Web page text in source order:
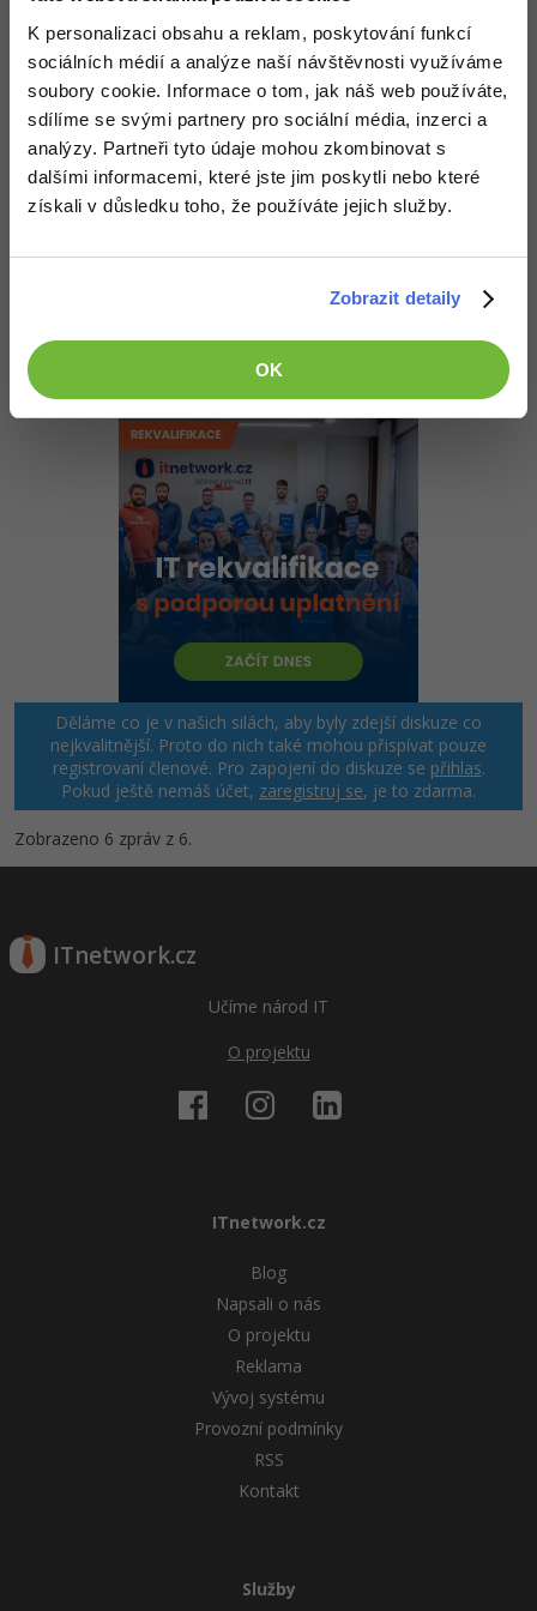
K personalizaci obsahu a reklam, poskytování funkcí
sociálních médií a analýze naší návštěvnosti využíváme
soubory cookie. Informace o tom, jak náš web používáte,
sdílíme se svými partnery pro sociální média, inzerci a
analýzy. Partneři tyto údaje mohou zkombinovat s
dalšími informacemi, které jste jim poskytli nebo které
získali v důsledku toho, že používáte jejich služby.
Zobrazit detaily
OK
Marketing -30%
SEO -30%
UX
MS Office -80%
Google Dokumenty
Time management
Windows
Sítě
Kybernetická bezpečnost
Elektronický podpis
Fórum
Adobe Illustrator
Adobe Lightroom -30%
Adobe XD -15%
Adobe InDesign -25%
Adobe After Effects
Fotografování -80%
Video
Ostatní
Fórum
Pro firmy
Našel jsem si službu která po doručení určitý zprávy na určitý
číslo vyvolá skript ale nevim jak to lze využít
Nahoru Odpovědět
Děláme co je v našich silách, aby byly zdejší diskuze co
nejkvalitnější. Proto do nich také mohou přispívat pouze
registrovaní členové. Pro zapojení do diskuze se přihlas.
Pokud ještě nemáš účet, zaregistruj se, je to zdarma.
Zobrazeno 6 zpráv z 6.
ITnetwork.cz
Učíme národ IT
O projektu
ITnetwork.cz
Blog
Napsali o nás
O projektu
Reklama
Vývoj systému
Provozní podmínky
RSS
Kontakt
Služby